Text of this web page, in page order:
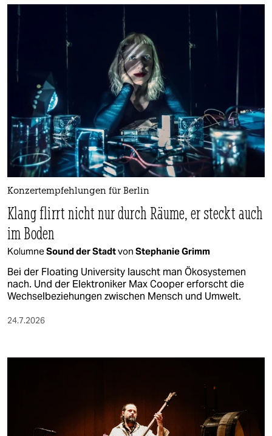
Konzertempfehlungen für Berlin
Klang flirrt nicht nur durch Räume, er steckt auch
im Boden
KolumneSound der Stadtvon Stephanie Grimm
Bei der Floating University lauscht man Ökosystemen
nach. Und der Elektroniker Max Cooper erforscht die
Wechselbeziehungen zwischen Mensch und Umwelt.
24.7.2026